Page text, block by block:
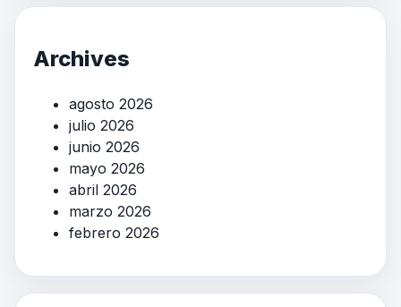
Archives
agosto 2026
julio 2026
junio 2026
mayo 2026
abril 2026
marzo 2026
febrero 2026